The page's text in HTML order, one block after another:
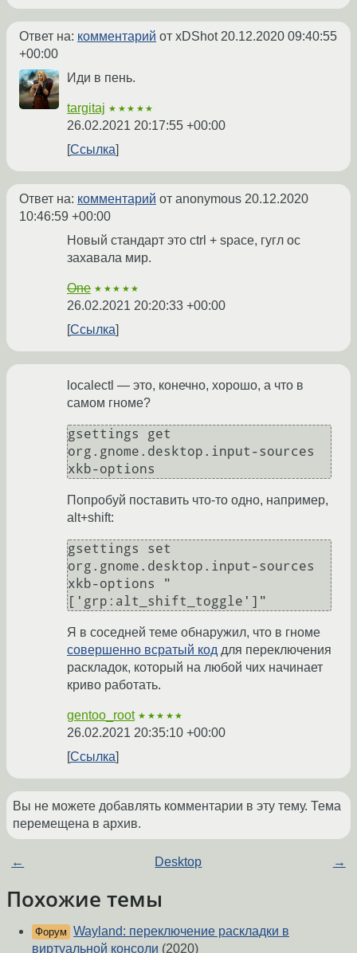
Ответ на: комментарий от xDShot20.12.2020 09:40:55
+00:00
Иди в пень.
targitaj ★★★★★
26.02.2021 20:17:55 +00:00
Ссылка
Ответ на: комментарий от anonymous 20.12.2020
10:46:59 +00:00
Новый стандарт это ctrl + space, гугл ос
захавала мир.
One ★★★★★
26.02.2021 20:20:33 +00:00
Ссылка
localectl — это, конечно, хорошо, а что в
самом гноме?
gsettings get
org.gnome.desktop.input-sources
xkb-options
Попробуй поставить что-то одно, например,
alt+shift:
gsettings set
org.gnome.desktop.input-sources
xkb-options "
['grp:alt_shift_toggle']"
Я в соседней теме обнаружил, что в гноме
совершенно всратый код для переключения
раскладок, который на любой чих начинает
криво работать.
gentoo_root ★★★★★
26.02.2021 20:35:10 +00:00
Ссылка
Вы не можете добавлять комментарии в эту тему. Тема
перемещена в архив.
← Desktop →
Похожие темы
Форум Wayland: переключение раскладки в
виртуальной консоли (2020)